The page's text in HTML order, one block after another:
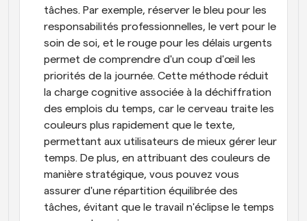
tâches. Par exemple, réserver le bleu pour les
responsabilités professionnelles, le vert pour le
soin de soi, et le rouge pour les délais urgents
permet de comprendre d'un coup d'œil les
priorités de la journée. Cette méthode réduit
la charge cognitive associée à la déchiffration
des emplois du temps, car le cerveau traite les
couleurs plus rapidement que le texte,
permettant aux utilisateurs de mieux gérer leur
temps. De plus, en attribuant des couleurs de
manière stratégique, vous pouvez vous
assurer d'une répartition équilibrée des
tâches, évitant que le travail n'éclipse le temps